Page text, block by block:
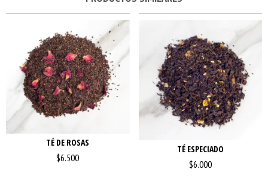
TÉ DE ROSAS
$6.500
TÉ ESPECIADO
$6.000